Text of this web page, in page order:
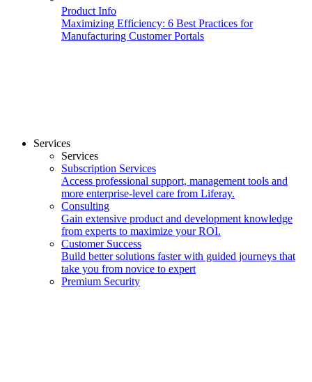
Product Info
Maximizing Efficiency: 6 Best Practices for
Manufacturing Customer Portals
Services
Services
Subscription Services
Access professional support, management tools and
more enterprise-level care from Liferay.
Consulting
Gain extensive product and development knowledge
from experts to maximize your ROI.
Customer Success
Build better solutions faster with guided journeys that
take you from novice to expert
Premium Security